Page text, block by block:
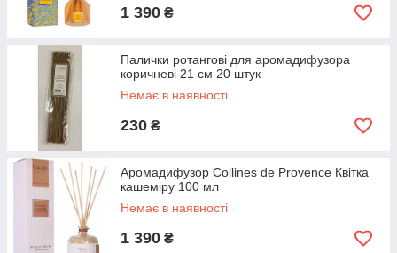
1 390 ₴
Палички ротангові для аромадифузора
коричневі 21 см 20 штук
Немає в наявності
230 ₴
Аромадифузор Collines de Provence Квітка
кашеміру 100 мл
Немає в наявності
1 390 ₴